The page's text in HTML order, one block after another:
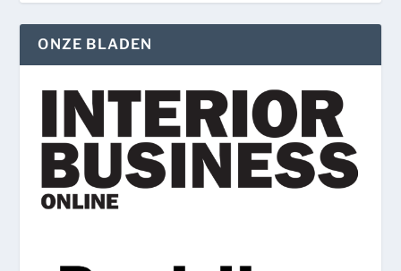
ONZE BLADEN